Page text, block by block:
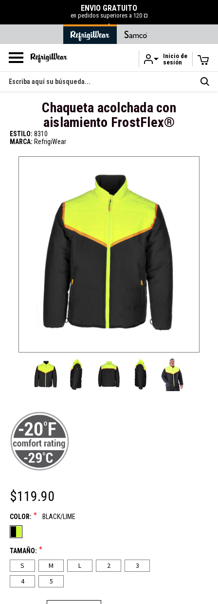
Ir al contenido principal
50 % DE DESCUENTO EN LA LIQUIDACIÓN
COMPRAR AHORA
Inicio de
sesión
Buscar
en
Chaqueta acolchada con
aislamiento FrostFlex®
ESTILO: 8310
MARCA: RefrigiWear
$119.90
COLOR: * BLACK/LIME
TAMAÑO: *
S M L 2
3
4
5